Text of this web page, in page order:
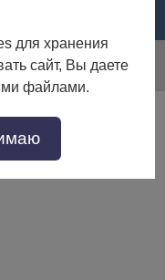
01» БМ671
для хранения
сайт, Вы даете
файлами.